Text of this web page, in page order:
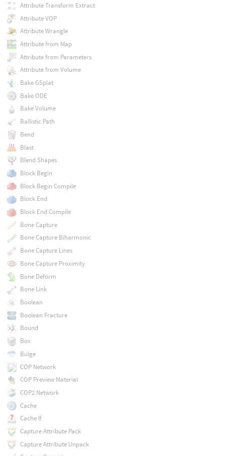
Attribute Transform Extract
Attribute VOP
Attribute Wrangle
Attribute from Map
Attribute from Parameters
Attribute from Volume
Bake GSplat
Bake ODE
Bake Volume
Ballistic Path
Bend
Blast
Blend Shapes
Block Begin
Block Begin Compile
Block End
Block End Compile
Bone Capture
Bone Capture Biharmonic
Bone Capture Lines
Bone Capture Proximity
Bone Deform
Bone Link
Boolean
Boolean Fracture
Bound
Box
Bulge
COP Network
COP Preview Material
COP2 Network
Cache
Cache If
Capture Attribute Pack
Capture Attribute Unpack